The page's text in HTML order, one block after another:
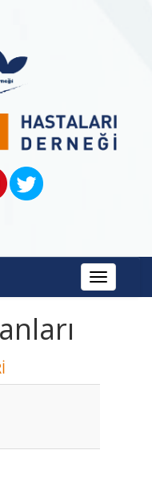
Toggle
navigation